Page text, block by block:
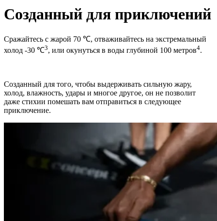
Созданный для приключений
Сражайтесь с жарой 70 ℃, отваживайтесь на экстремальный
холод -30 ℃3, или окунуться в воды глубиной 100 метров4.
Созданный для того, чтобы выдерживать сильную жару,
холод, влажность, удары и многое другое, он не позволит
даже стихии помешать вам отправиться в следующее
приключение.